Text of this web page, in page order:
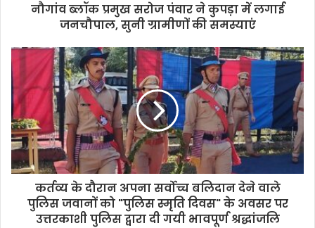
नौगांव ब्लॉक प्रमुख सरोज पंवार ने कुपड़ा में लगाई
जनचौपाल, सुनी ग्रामीणों की समस्याएं
कर्तव्य के दौरान अपना सर्वोच्च बलिदान देने वाले
पुलिस जवानों को "पुलिस स्मृति दिवस" के अवसर पर
उत्तरकाशी पुलिस द्वारा दी गयी भावपूर्ण श्रद्धांजलि